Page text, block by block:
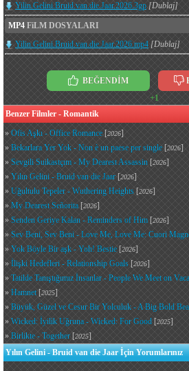
Yilin.Gelini.Bruid.van.die.Jaar.2026.3gp [Dublaj]
MP4 FiLM DOSYALARI
Yilin.Gelini.Bruid.van.die.Jaar.2026.mp4 [Dublaj]
BEĞENDİM
+1
Benzer Filmler - Romantik
» Ofis Aşkı - Office Romance [2026]
» Bekarlara Yer Yok - Non è un paese per single [2026]
» Sevgili Suikastçım - My Dearest Assassin [2026]
» Yılın Gelini - Bruid van die Jaar [2026]
» Uğultulu Tepeler - Wuthering Heights [2026]
» My Dearest Señorita [2026]
» Senden Geriye Kalan - Reminders of Him [2026]
» Sev Beni, Sev Beni - Love Me, Love Me: Cuori
» Yok Böyle Bir aşk - Yoh! Bestie [2026]
» İlişki Hedefleri - Relationship Goals [2026]
» Tatilde Tanıştığımız İnsanlar - People We Meet on
» Hamnet[2025]
» Büyük, Güzel ve Cesur Bir Yolculuk - A Big Bold
» Wicked: İyilik Uğruna - Wicked: For Good [2025]
» Birlikte - Together [2025]
Yılın Gelini - Bruid van die Jaar İçin Yorumlarınız